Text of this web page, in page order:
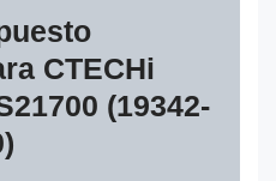
CTECHi
(19342-